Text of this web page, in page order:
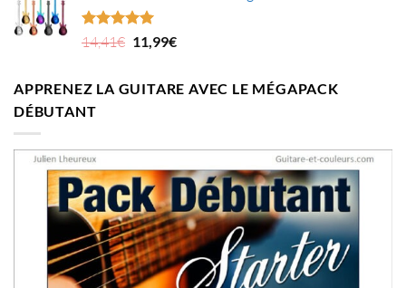
Note5.00
sur 5
14,41€ Le
était :
11,99€Le
est :
APPRENEZ LA GUITARE AVEC LE MÉGAPACK
DÉBUTANT